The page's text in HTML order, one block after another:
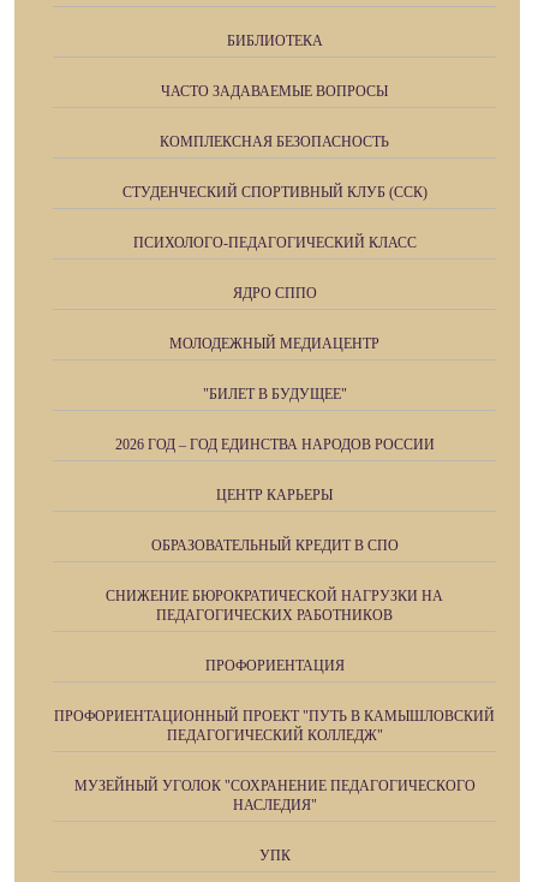
БИБЛИОТЕКА
ЧАСТО ЗАДАВАЕМЫЕ ВОПРОСЫ
КОМПЛЕКСНАЯ БЕЗОПАСНОСТЬ
СТУДЕНЧЕСКИЙ СПОРТИВНЫЙ КЛУБ (ССК)
ПСИХОЛОГО-ПЕДАГОГИЧЕСКИЙ КЛАСС
ЯДРО СППО
МОЛОДЕЖНЫЙ МЕДИАЦЕНТР
"БИЛЕТ В БУДУЩЕЕ"
2026 ГОД – ГОД ЕДИНСТВА НАРОДОВ РОССИИ
ЦЕНТР КАРЬЕРЫ
ОБРАЗОВАТЕЛЬНЫЙ КРЕДИТ В СПО
СНИЖЕНИЕ БЮРОКРАТИЧЕСКОЙ НАГРУЗКИ НА
ПЕДАГОГИЧЕСКИХ РАБОТНИКОВ
ПРОФОРИЕНТАЦИЯ
ПРОФОРИЕНТАЦИОННЫЙ ПРОЕКТ "ПУТЬ В КАМЫШЛОВСКИЙ
ПЕДАГОГИЧЕСКИЙ КОЛЛЕДЖ"
МУЗЕЙНЫЙ УГОЛОК "СОХРАНЕНИЕ ПЕДАГОГИЧЕСКОГО
НАСЛЕДИЯ"
УПК